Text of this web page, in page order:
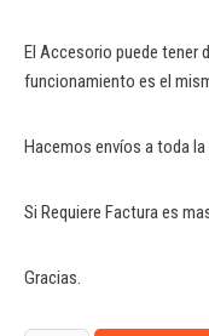
El Accesorio puede tener
funcionamiento es el
Hacemos envíos a toda la
Si Requiere Factura es
Gracias.